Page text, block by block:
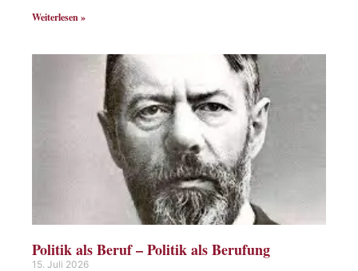
Weiterlesen »
Politik als Beruf – Politik als Berufung
15. Juli 2026